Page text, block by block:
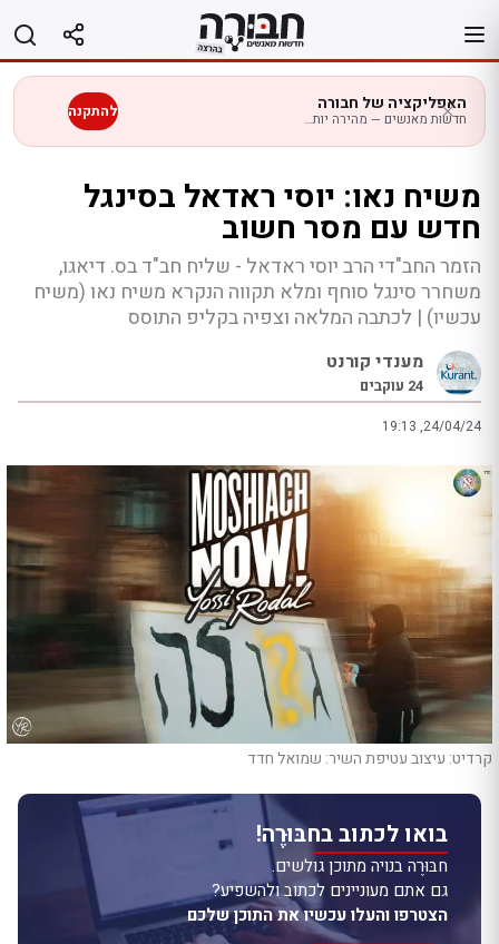
לתוכן
האפליקציה של חבורה
חדשות מאנשים — מהירה יותר בנייד להתקנה
משיח נאו: יוסי ראדאל בסינגל
חדש עם מסר חשוב
הזמר החב"די הרב יוסי ראדאל - שליח חב"ד בס. דיאגו,
משחרר סינגל סוחף ומלא תקווה הנקרא משיח נאו (משיח
עכשיו) | לכתבה המלאה וצפיה בקליפ התוסס
מענדי קורנט
24 עוקבים
19:13 ,24/04/24
קרדיט: עיצוב עטיפת השיר: שמואל חדד
בואו לכתוב בחבּוּרֶה!
חבּוּרֶה בנויה מתוכן גולשים.
גם אתם מעוניינים לכתוב ולהשפיע?
הצטרפו והעלו עכשיו את התוכן שלכם